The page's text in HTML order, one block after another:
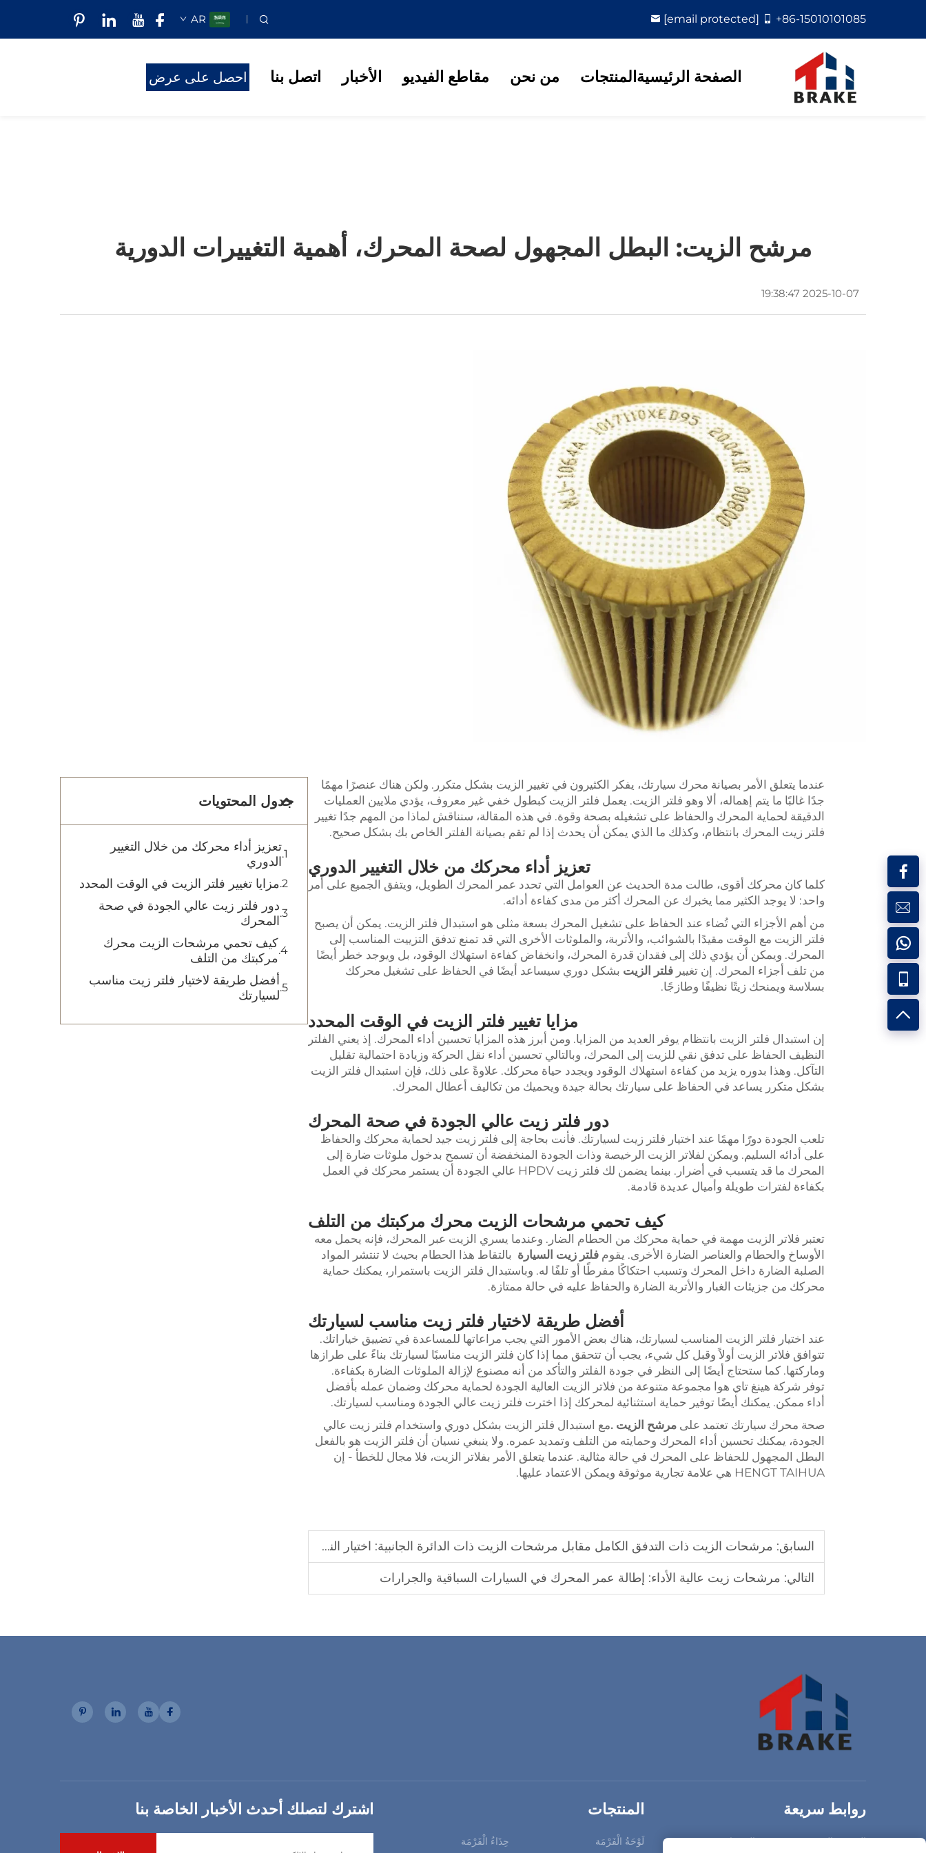
[email protected] +86-15010101085
AR
الصفحة الرئيسية المنتجات من نحن مقاطع الفيديو الأخبار اتصل بنا
احصل على عرض
مرشح الزيت: البطل المجهول لصحة المحرك، أهمية التغييرات الدورية
2025-10-07 19:38:47
عندما يتعلق الأمر بصيانة محرك سيارتك، يفكر الكثيرون في تغيير الزيت بشكل متكرر. ولكن هناك عنصرًا مهمًا
جدًا غالبًا ما يتم إهماله، ألا وهو فلتر الزيت. يعمل فلتر الزيت كبطول خفي غير معروف، يؤدي ملايين العمليات
الدقيقة لحماية المحرك والحفاظ على تشغيله بصحة وقوة. في هذه المقالة، سنناقش لماذا من المهم جدًا تغيير
فلتر زيت المحرك بانتظام، وكذلك ما الذي يمكن أن يحدث إذا لم تقم بصيانة الفلتر الخاص بك بشكل صحيح.
تعزيز أداء محركك من خلال التغيير الدوري
كلما كان محركك أقوى، طالت مدة الحديث عن العوامل التي تحدد عمر المحرك الطويل، ويتفق الجميع على أمر
واحد: لا يوجد الكثير مما يخبرك عن المحرك أكثر من مدى كفاءة أدائه.
من أهم الأجزاء التي تُضاء عند الحفاظ على تشغيل المحرك بسعة مثلى هو استبدال فلتر الزيت. يمكن أن يصبح
فلتر الزيت مع الوقت مقيدًا بالشوائب، والأتربة، والملوثات الأخرى التي قد تمنع تدفق التزييت المناسب إلى
المحرك. ويمكن أن يؤدي ذلك إلى فقدان قدرة المحرك، وانخفاض كفاءة استهلاك الوقود، بل ويوجد خطر أيضًا
من تلف أجزاء المحرك. إن تغيير فلتر الزيت بشكل دوري سيساعد أيضًا في الحفاظ على تشغيل محركك
بسلاسة ويمنحك زيتًا نظيفًا وطازجًا.
مزايا تغيير فلتر الزيت في الوقت المحدد
إن استبدال فلتر الزيت بانتظام يوفر العديد من المزايا. ومن أبرز هذه المزايا تحسين أداء المحرك. إذ يعني الفلتر
النظيف الحفاظ على تدفق نقي للزيت إلى المحرك، وبالتالي تحسين أداء نقل الحركة وزيادة احتمالية تقليل
التآكل. وهذا بدوره يزيد من كفاءة استهلاك الوقود ويجدد حياة محركك. علاوةً على ذلك، فإن استبدال فلتر الزيت
بشكل متكرر يساعد في الحفاظ على سيارتك بحالة جيدة ويحميك من تكاليف أعطال المحرك.
دور فلتر زيت عالي الجودة في صحة المحرك
تلعب الجودة دورًا مهمًا عند اختيار فلتر زيت لسيارتك. فأنت بحاجة إلى فلتر زيت جيد لحماية محركك والحفاظ
على أدائه السليم. ويمكن لفلاتر الزيت الرخيصة وذات الجودة المنخفضة أن تسمح بدخول ملوثات ضارة إلى
المحرك ما قد يتسبب في أضرار. بينما يضمن لك فلتر زيت HPDV عالي الجودة أن يستمر محركك في العمل
بكفاءة لفترات طويلة وأميال عديدة قادمة.
كيف تحمي مرشحات الزيت محرك مركبتك من التلف
تعتبر فلاتر الزيت مهمة في حماية محركك من الحطام الضار. وعندما يسري الزيت عبر المحرك، فإنه يحمل معه
الأوساخ والحطام والعناصر الضارة الأخرى. يقوم فلتر زيت السيارة بالتقاط هذا الحطام بحيث لا تنتشر المواد
الصلبة الضارة داخل المحرك وتسبب احتكاكًا مفرطًا أو تلفًا له. وباستبدال فلتر الزيت باستمرار، يمكنك حماية
محركك من جزيئات الغبار والأتربة الضارة والحفاظ عليه في حالة ممتازة.
أفضل طريقة لاختيار فلتر زيت مناسب لسيارتك
عند اختيار فلتر الزيت المناسب لسيارتك، هناك بعض الأمور التي يجب مراعاتها للمساعدة في تضييق خياراتك.
تتوافق فلاتر الزيت أولاً وقبل كل شيء، يجب أن تتحقق مما إذا كان فلتر الزيت مناسبًا لسيارتك بناءً على طرازها
وماركتها. كما ستحتاج أيضًا إلى النظر في جودة الفلتر والتأكد من أنه مصنوع لإزالة الملوثات الضارة بكفاءة.
توفر شركة هينغ تاي هوا مجموعة متنوعة من فلاتر الزيت العالية الجودة لحماية محركك وضمان عمله بأفضل
أداء ممكن. يمكنك أيضًا توفير حماية استثنائية لمحركك إذا اخترت فلتر زيت عالي الجودة ومناسب لسيارتك.
صحة محرك سيارتك تعتمد على مرشح الزيت .مع استبدال فلتر الزيت بشكل دوري واستخدام فلتر زيت عالي
الجودة، يمكنك تحسين أداء المحرك وحمايته من التلف وتمديد عمره. ولا ينبغي نسيان أن فلتر الزيت هو بالفعل
البطل المجهول للحفاظ على المحرك في حالة مثالية. عندما يتعلق الأمر بفلاتر الزيت، فلا مجال للخطأ - إن
HENGT TAIHUA هي علامة تجارية موثوقة ويمكن الاعتماد عليها.
السابق: مرشحات الزيت ذات التدفق الكامل مقابل مرشحات الزيت ذات الدائرة الجانبية: اختيار النوع المناسب لنظام المحرك الخاص بك
التالي: مرشحات زيت عالية الأداء: إطالة عمر المحرك في السيارات السباقية والجرارات
جدول المحتويات
تعزيز أداء محركك من خلال التغيير
الدوري
مزايا تغيير فلتر الزيت في الوقت المحدد
دور فلتر زيت عالي الجودة في صحة
المحرك
كيف تحمي مرشحات الزيت محرك
مركبتك من التلف
أفضل طريقة لاختيار فلتر زيت مناسب
لسيارتك
روابط سريعة
الصفحة الرئيسية المنتجات
المنتجات
لَوْحَةُ الْفَرْمَة حِذَاءُ الْفَرْمَة
اشترك لتصلك أحدث الأخبار الخاصة بنا